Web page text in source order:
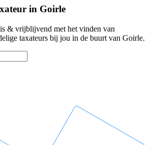
in Goirle
& vrijblijvend met het vinden van
taxateurs bij jou in de buurt van Goirle.